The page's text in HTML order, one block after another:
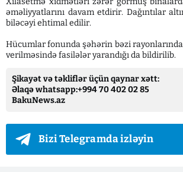
əməliyyatlarını davam etdirir. Dağıntılar
biləcəyi ehtimal edilir.
Hücumlar fonunda şəhərin bəzi
verilməsində fasilələr yarandığı da bildirilib.
Şikayət və təkliflər üçün qaynar xətt:
Əlaqə whatsapp:+994 70 402 02 85
BakuNews.az
Bizi Telegramda izləyin